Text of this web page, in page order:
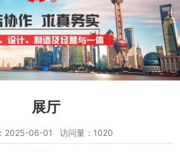
展厅
2025-06-01 访问量：1020